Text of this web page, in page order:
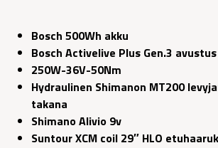
Bosch 500Wh akku
Bosch Activelive Plus Gen.3 avustus
250W-36V-50Nm
Hydraulinen Shimanon MT200
takana
Shimano Alivio 9v
Suntour XCM coil 29″ HLO